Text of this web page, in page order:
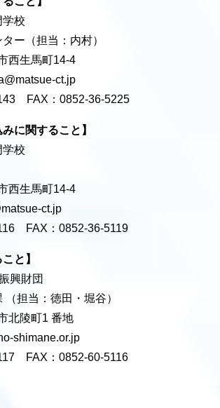
学校
ー（担当：内村）
西生馬町14-4
ct.jp
FAX：0852-36-5225
に関すること】
学校
西生馬町14-4
ct.jp
FAX：0852-36-5119
と】
興財団
担当：徳田・堀谷）
北陵町1 番地
shimane.or.jp
FAX：0852-60-5116